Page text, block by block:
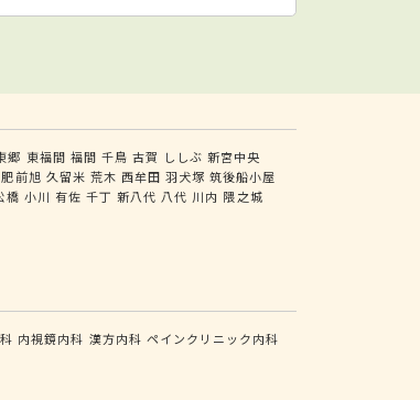
郷 東福間 福間 千鳥 古賀 ししぶ 新宮中央
肥前旭 久留米 荒木 西牟田 羽犬塚 筑後船小屋
橋 小川 有佐 千丁 新八代 八代 川内 隈之城
内視鏡内科 漢方内科 ペインクリニック内科